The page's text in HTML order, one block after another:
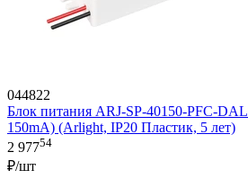
044822
Блок питания ARJ-SP-40150-PFC-
150mA) (Arlight, IP20 Пластик, 5 лет)
2 97754
₽/шт